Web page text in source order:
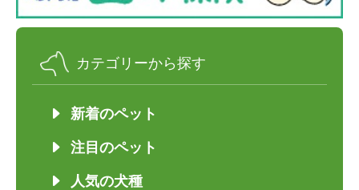
カテゴリーから探す
新着のペット
注目のペット
人気の犬種